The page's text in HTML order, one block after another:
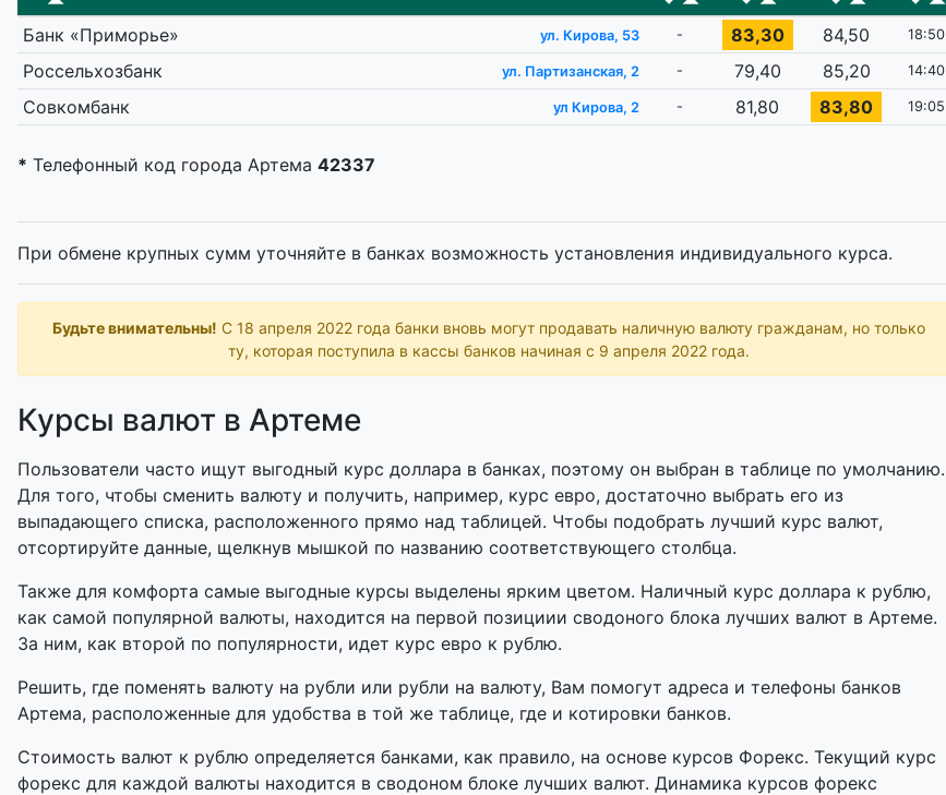
Банк «Приморье» ул. Кирова, 53 - 83,30 84,50 18:50
Россельхозбанк ул. Партизанская, 2 - 79,40 85,20 14:40
Совкомбанк ул Кирова, 2 - 81,80 83,80 19:05
* Телефонный код города Артема 42337
При обмене крупных сумм уточняйте в банках возможность установления индивидуального курса.
Будьте внимательны! С 18 апреля 2022 года банки вновь могут продавать наличную валюту гражданам, но только
ту, которая поступила в кассы банков начиная с 9 апреля 2022 года.
Курсы валют в Артеме
Пользователи часто ищут выгодный курс доллара в банках, поэтому он выбран в таблице по умолчанию.
Для того, чтобы сменить валюту и получить, например, курс евро, достаточно выбрать его из
выпадающего списка, расположенного прямо над таблицей. Чтобы подобрать лучший курс валют,
отсортируйте данные, щелкнув мышкой по названию соответствующего столбца.
Также для комфорта самые выгодные курсы выделены ярким цветом. Наличный курс доллара к рублю,
как самой популярной валюты, находится на первой позициии сводоного блока лучших валют в Артеме.
За ним, как второй по популярности, идет курс евро к рублю.
Решить, где поменять валюту на рубли или рубли на валюту, Вам помогут адреса и телефоны банков
Артема, расположенные для удобства в той же таблице, где и котировки банков.
Стоимость валют к рублю определяется банками, как правило, на основе курсов Форекс. Текущий курс
форекс для каждой валюты находится в сводоном блоке лучших валют. Динамика курсов форекс